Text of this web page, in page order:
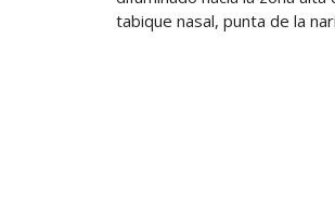
tabique nasal, punta de la